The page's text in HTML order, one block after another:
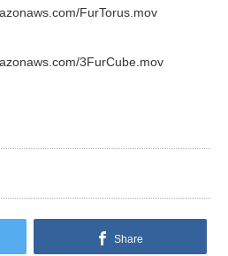
FurTorus.mov
3FurCube.mov
Share